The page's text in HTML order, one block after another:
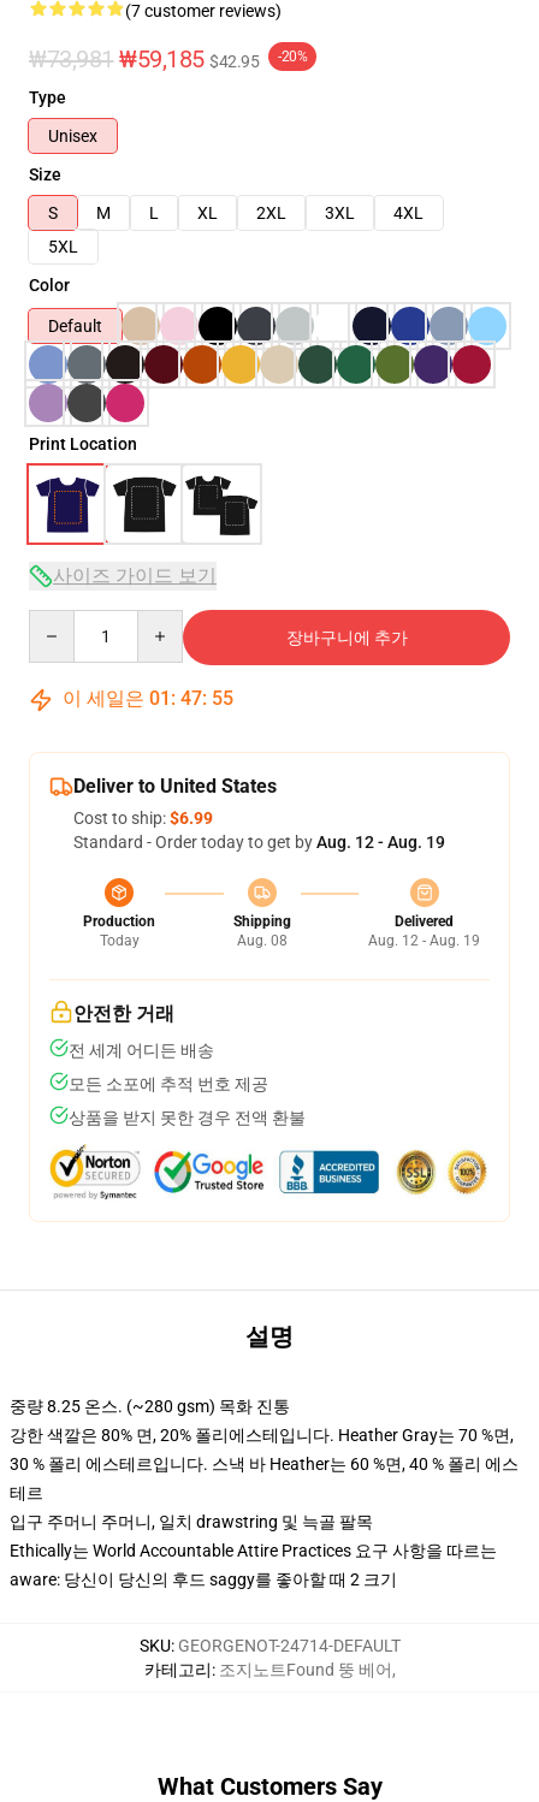
(7 customer reviews)
₩73,981 ₩59,185 $42.95 -20%
Type
Unisex
Size
S
M L XL 2XL 3XL
4XL
5XL
Color
Default
Print Location
사이즈 가이드 보기
장바구니에 추가
이 세일은 01 : 47: 54
Deliver to United States
Cost to ship:$6.99
Standard - Order today to get byAug. 12 - Aug. 19
Production
Today
Shipping
Aug. 08
Delivered
Aug. 12 - Aug. 19
안전한 거래
전 세계 어디든 배송
모든 소포에 추적 번호 제공
상품을 받지 못한 경우 전액 환불
설명
중량 8.25 온스. (~280 gsm) 목화 진통
강한 색깔은 80% 면, 20% 폴리에스테입니다. Heather Gray는 70 %면,
30 % 폴리 에스테르입니다. 스낵 바 Heather는 60 %면, 40 % 폴리 에스
테르
입구 주머니 주머니, 일치 drawstring 및 늑골 팔목
Ethically는 World Accountable Attire Practices 요구 사항을 따르는
aware: 당신이 당신의 후드 saggy를 좋아할 때 2 크기
SKU: GEORGENOT-24714-DEFAULT
카테고리: 조지노트Found 뚱 베어,
What Customers Say